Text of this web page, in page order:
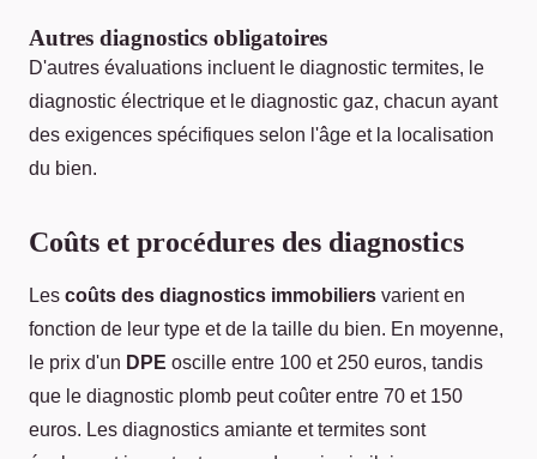
Autres diagnostics obligatoires
D'autres évaluations incluent le diagnostic termites, le
diagnostic électrique et le diagnostic gaz, chacun ayant
des exigences spécifiques selon l'âge et la localisation
du bien.
Coûts et procédures des diagnostics
Les coûts des diagnostics immobiliers varient en
fonction de leur type et de la taille du bien. En moyenne,
le prix d'un DPE oscille entre 100 et 250 euros, tandis
que le diagnostic plomb peut coûter entre 70 et 150
euros. Les diagnostics amiante et termites sont